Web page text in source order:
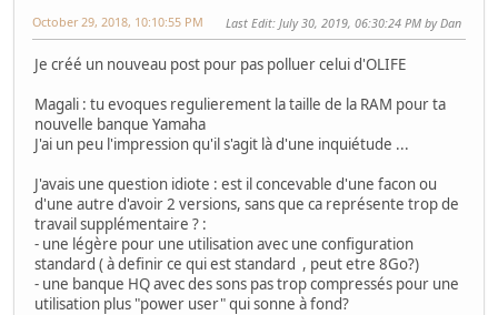
October 29, 2018, 10:10:55 PM Last Edit: July 30, 2019, 06:30:24 PM by Dan
Je créé un nouveau post pour pas polluer celui d'OLIFE
Magali : tu evoques regulierement la taille de la RAM pour ta
nouvelle banque Yamaha
J'ai un peu l'impression qu'il s'agit là d'une inquiétude ...
J'avais une question idiote : est il concevable d'une facon ou
d'une autre d'avoir 2 versions, sans que ca représente trop de
travail supplémentaire ? :
- une légère pour une utilisation avec une configuration
standard ( à definir ce qui est standard , peut etre 8Go?)
- une banque HQ avec des sons pas trop compressés pour une
utilisation plus "power user" qui sonne à fond?